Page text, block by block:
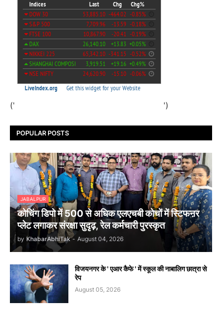
(' ')
POPULAR POSTS
JABALPUR
कोचिंग डिपो में 500 से अधिक एलएचबी कोचों में स्टिफऩर
प्लेट लगाकर संरक्षा सुदृढ़, रेल कर्मचारी पुरस्कृत
by KhabarAbhiTak - August 04, 2026
विजयनगर के ' एआर कैफे ' में स्कूल की नाबालिग छात्रा से
रेप
August 05, 2026